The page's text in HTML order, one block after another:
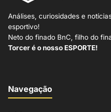
Análises, curiosidades e
esportivo!
Neto do finado BnC, filho do
Torcer é o nosso ESPORTE!
Navegação